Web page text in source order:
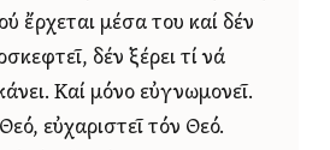
ἔρχεται μέσα του καί δέν
δέν ξέρει τί νά
Καί μόνο εὐγνωμονεῖ.
εὐχαριστεῖ τόν Θεό.